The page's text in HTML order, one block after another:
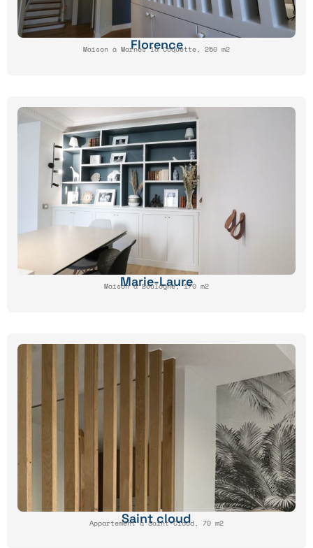
Florence
Maison à Marnes la Coquette, 250 m2
Marie-Laure
Maison à Boulogne, 170 m2
Saint cloud
Appartement à Saint-Cloud, 70 m2